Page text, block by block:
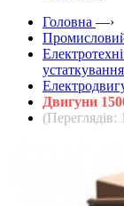
Головна —›
Двигуни
(Переглядів: